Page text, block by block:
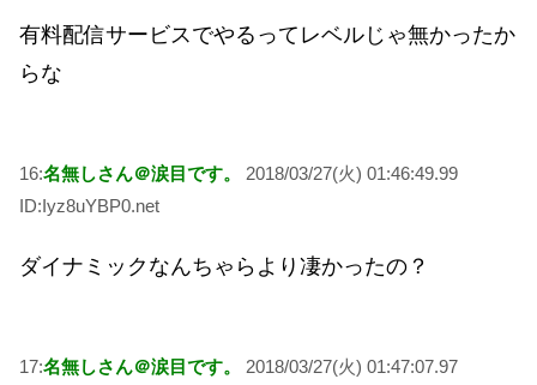
有料配信サービスでやるってレベルじゃ無かったか
らな
16:名無しさん＠涙目です。
2018/03/27(火) 01:46:49.99
ID:Iyz8uYBP0.net
ダイナミックなんちゃらより凄かったの？
17:名無しさん＠涙目です。
2018/03/27(火) 01:47:07.97